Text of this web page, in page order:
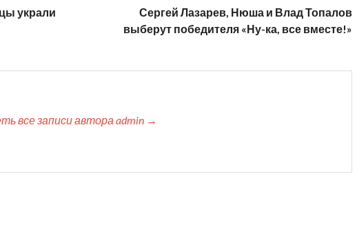
украли
Сергей Лазарев, Нюша и Влад Топалов
выберут победителя «Ну-ка, все вместе!»
все записи автора admin →